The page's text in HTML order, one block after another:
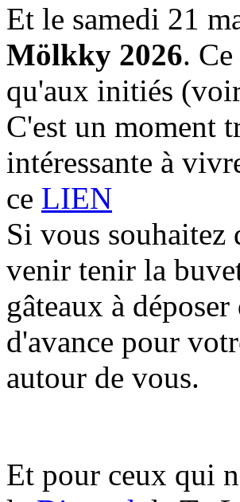
Et le samedi 21
Mölkky 2026.
qu'aux initiés
C'est un moment
intéressante à
ce LIEN
Si vous souhaitez
venir tenir la
gâteaux à
d'avance pour
autour de vous.
Et pour ceux qui